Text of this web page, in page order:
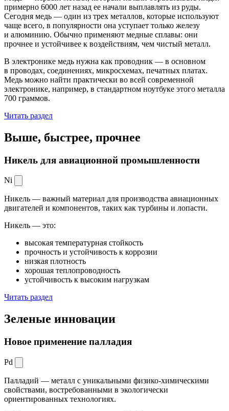
примерно 6000 лет назад ее начали выплавлять из руды.
Сегодня медь — один из трех металлов, которые используют
чаще всего, в популярности она уступает только железу
и алюминию. Обычно применяют медные сплавы: они
прочнее и устойчивее к воздействиям, чем чистый металл.
В электронике медь нужна как проводник — в основном
в проводах, соединениях, микросхемах, печатных платах.
Медь можно найти практически во всей современной
электронике, например, в стандартном ноутбуке этого металла
700 граммов.
Читать раздел
Выше, быстрее, прочнее
Никель для авиационной промышленности
Ni
Никель — важный материал для производства авиационных
двигателей и компонентов, таких как турбины и лопасти.
Никель — это:
высокая температурная стойкость
прочность и устойчивость к коррозии
низкая плотность
хорошая теплопроводность
устойчивость к высоким нагрузкам
Читать раздел
Зеленые инновации
Новое применение палладия
Pd
Палладий — металл с уникальными физико-химическими
свойствами, востребованными в экологически
ориентированных технологиях.